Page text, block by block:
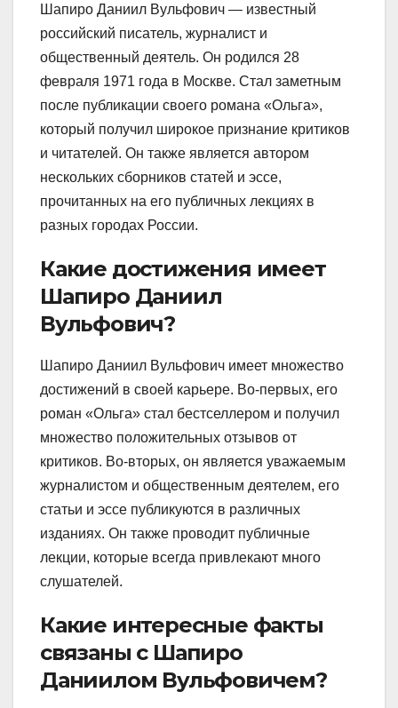
Шапиро Даниил Вульфович — известный
российский писатель, журналист и
общественный деятель. Он родился 28
февраля 1971 года в Москве. Стал заметным
после публикации своего романа «Ольга»,
который получил широкое признание критиков
и читателей. Он также является автором
нескольких сборников статей и эссе,
прочитанных на его публичных лекциях в
разных городах России.
Какие достижения имеет
Шапиро Даниил
Вульфович?
Шапиро Даниил Вульфович имеет множество
достижений в своей карьере. Во-первых, его
роман «Ольга» стал бестселлером и получил
множество положительных отзывов от
критиков. Во-вторых, он является уважаемым
журналистом и общественным деятелем, его
статьи и эссе публикуются в различных
изданиях. Он также проводит публичные
лекции, которые всегда привлекают много
слушателей.
Какие интересные факты
связаны с Шапиро
Даниилом Вульфовичем?